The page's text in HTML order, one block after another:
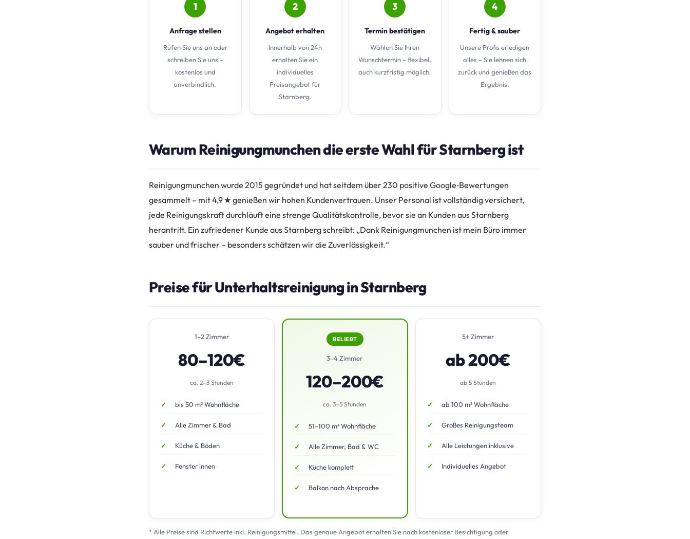
1
Anfrage stellen
Rufen Sie uns an oder
schreiben Sie uns –
kostenlos und
unverbindlich.
2
Angebot erhalten
Innerhalb von 24h
erhalten Sie ein
individuelles
Preisangebot für
Starnberg.
3
Termin bestätigen
Wählen Sie Ihren
Wunschtermin – flexibel,
auch kurzfristig möglich.
4
Fertig & sauber
Unsere Profis erledigen
alles – Sie lehnen sich
zurück und genießen das
Ergebnis.
Warum Reinigungmunchen die erste Wahl für Starnberg ist
Reinigungmunchen wurde 2015 gegründet und hat seitdem über 230 positive Google‑Bewertungen
gesammelt – mit 4,9 ★ genießen wir hohen Kundenvertrauen. Unser Personal ist vollständig versichert,
jede Reinigungskraft durchläuft eine strenge Qualitätskontrolle, bevor sie an Kunden aus Starnberg
herantritt. Ein zufriedener Kunde aus Starnberg schreibt: „Dank Reinigungmunchen ist mein Büro immer
sauber und frischer – besonders schätzen wir die Zuverlässigkeit.“
Preise für Unterhaltsreinigung in Starnberg
1–2 Zimmer
80–120€
ca. 2–3 Stunden
bis 50 m² Wohnfläche
Alle Zimmer & Bad
Küche & Böden
Fenster innen
BELIEBT
3–4 Zimmer
120–200€
ca. 3–5 Stunden
51–100 m² Wohnfläche
Alle Zimmer, Bad & WC
Küche komplett
Balkon nach Absprache
5+ Zimmer
ab 200€
ab 5 Stunden
ab 100 m² Wohnfläche
Großes Reinigungsteam
Alle Leistungen inklusive
Individuelles Angebot
* Alle Preise sind Richtwerte inkl. Reinigungsmittel. Das genaue Angebot erhalten Sie nach kostenloser Besichtigung oder